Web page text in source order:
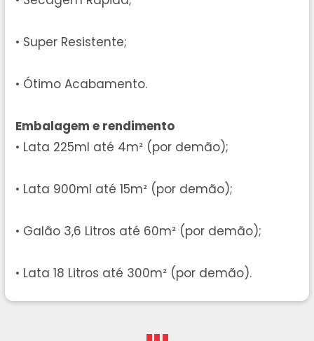
• Super Resistente;
• Ótimo Acabamento.
Embalagem e rendimento
• Lata 225ml até 4m² (por demão);
• Lata 900ml até 15m² (por demão);
• Galão 3,6 Litros até 60m² (por demão);
• Lata 18 Litros até 300m² (por demão).